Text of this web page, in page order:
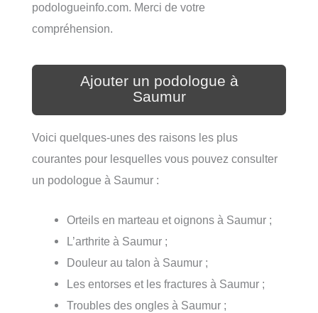
podologueinfo.com. Merci de votre
compréhension.
Ajouter un podologue à
Saumur
Voici quelques-unes des raisons les plus
courantes pour lesquelles vous pouvez consulter
un podologue à Saumur :
Orteils en marteau et oignons à Saumur ;
L’arthrite à Saumur ;
Douleur au talon à Saumur ;
Les entorses et les fractures à Saumur ;
Troubles des ongles à Saumur ;